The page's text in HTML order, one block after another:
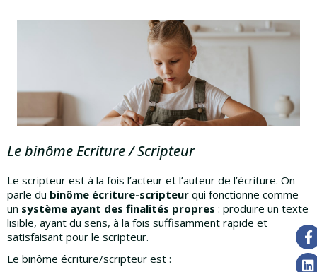
Le binôme Ecriture / Scripteur
Le scripteur est à la fois l’acteur et l’auteur de l’écriture. On
parle du binôme écriture-scripteur qui fonctionne comme
un système ayant des finalités propres : produire un texte
lisible, ayant du sens, à la fois suffisamment rapide et
satisfaisant pour le scripteur.
Le binôme écriture/scripteur est :